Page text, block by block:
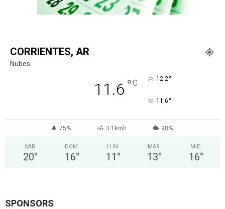
CORRIENTES, AR
Nubes
11.6 °C 12.2°
11.6°
75% 3.1kmh 98%
SAB
20°
DOM
16°
LUN
11 °
MAR
13°
MIE
16°
SPONSORS